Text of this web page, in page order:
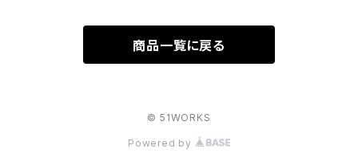
商品一覧に戻る
© 51WORKS
Powered by